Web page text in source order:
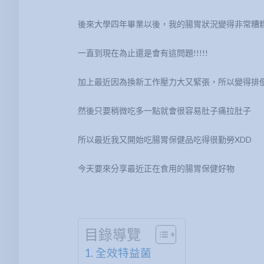
後來大學四年畢業以後，我的腸胃狀況變得非常糟
一直到現在為止還是會有這問題!!!!!
加上最近因為換新工作壓力大又緊張，所以變得排
然後只要稍微吃多一點就會很容易肚子痛拉肚子
所以最近我又開始吃腸胃保健品吃得很勤勞XDD
今天要來分享最近正在食用的腸胃保健好物
目錄導覽
全效特益菌